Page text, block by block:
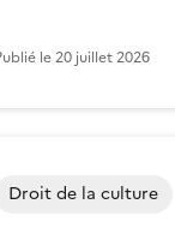
le20 juillet 2026
Droit de la culture